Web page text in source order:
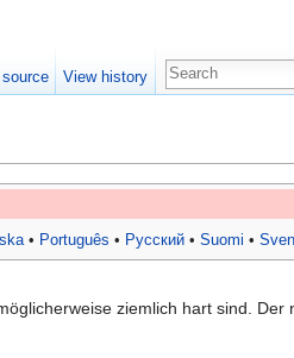
• Português • Русский• Suomi •
ziemlich hart sind. Der
View history